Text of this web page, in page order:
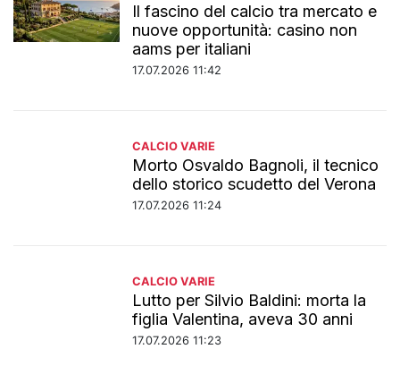
Il fascino del calcio tra mercato e
nuove opportunità: casino non
aams per italiani
17.07.2026 11:42
CALCIO VARIE
Morto Osvaldo Bagnoli, il tecnico
dello storico scudetto del Verona
17.07.2026 11:24
CALCIO VARIE
Lutto per Silvio Baldini: morta la
figlia Valentina, aveva 30 anni
17.07.2026 11:23